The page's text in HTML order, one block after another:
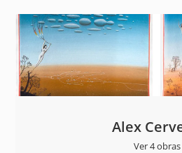
Alex
Ver 4 obras